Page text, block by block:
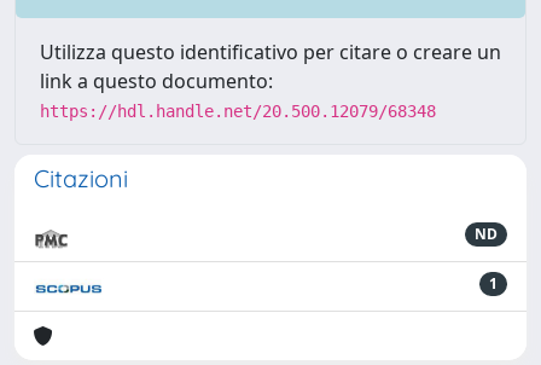
Utilizza questo identificativo per citare o creare un
link a questo documento:
https://hdl.handle.net/20.500.12079/68348
Citazioni
ND
1